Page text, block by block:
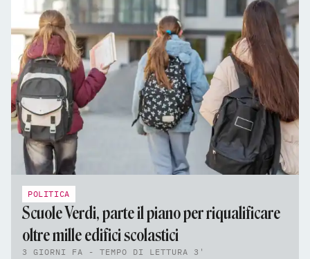
POLITICA
Scuole Verdi, parte il piano per riqualificare
oltre mille edifici scolastici
3 GIORNI FA - TEMPO DI LETTURA 3'